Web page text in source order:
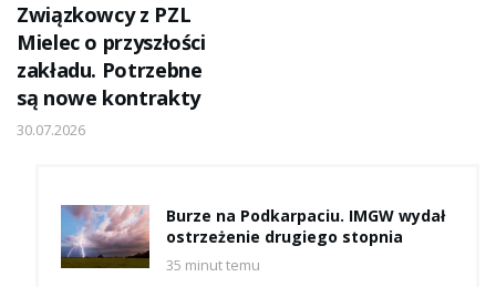
Związkowcy z PZL
Mielec o przyszłości
zakładu. Potrzebne
są nowe kontrakty
30.07.2026
Burze na Podkarpaciu. IMGW wydał
ostrzeżenie drugiego stopnia
35 minut temu